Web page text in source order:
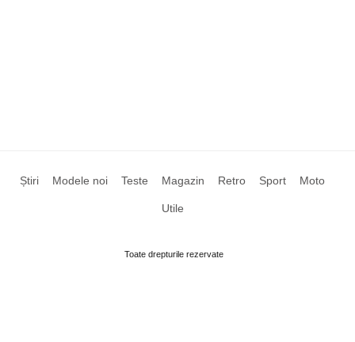
Știri Modele noi Teste Magazin Retro Sport Moto
Utile
Toate drepturile rezervate